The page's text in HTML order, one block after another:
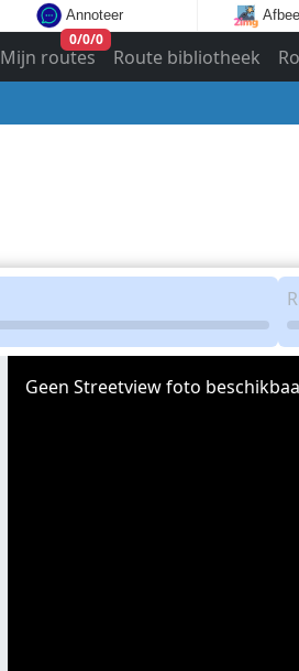
Annoteer
Mijn routes
0/0/0
Route bibliotheek
Geen Streetview foto